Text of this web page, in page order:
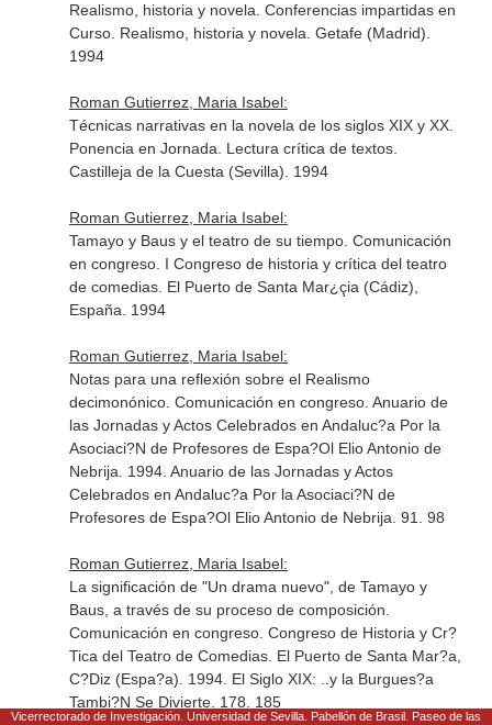
Realismo, historia y novela. Conferencias impartidas en
Curso. Realismo, historia y novela. Getafe (Madrid).
1994
Roman Gutierrez, Maria Isabel:
Técnicas narrativas en la novela de los siglos XIX y XX.
Ponencia en Jornada. Lectura crítica de textos.
Castilleja de la Cuesta (Sevilla). 1994
Roman Gutierrez, Maria Isabel:
Tamayo y Baus y el teatro de su tiempo. Comunicación
en congreso. I Congreso de historia y crítica del teatro
de comedias. El Puerto de Santa Mar¿çia (Cádiz),
España. 1994
Roman Gutierrez, Maria Isabel:
Notas para una reflexión sobre el Realismo
decimonónico. Comunicación en congreso. Anuario de
las Jornadas y Actos Celebrados en Andaluc?a Por la
Asociaci?N de Profesores de Espa?Ol Elio Antonio de
Nebrija. 1994. Anuario de las Jornadas y Actos
Celebrados en Andaluc?a Por la Asociaci?N de
Profesores de Espa?Ol Elio Antonio de Nebrija. 91. 98
Roman Gutierrez, Maria Isabel:
La significación de "Un drama nuevo", de Tamayo y
Baus, a través de su proceso de composición.
Comunicación en congreso. Congreso de Historia y Cr?
Tica del Teatro de Comedias. El Puerto de Santa Mar?a,
C?Diz (Espa?a). 1994. El Siglo XIX: ..y la Burgues?a
Tambi?N Se Divierte. 178. 185
Vicerrectorado de Investigación. Universidad de Sevilla. Pabellón de Brasil. Paseo de las